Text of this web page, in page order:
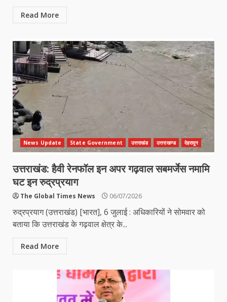
Read More
News Update State Government उत्तराखंड उत्तराखण्ड देहरादून
उत्तराखंड: हैवी रेनफॉल इन अपर गढ़वाल सबमर्जेस नमामि
घट इन रुद्रप्रयाग
The Global Times News 06/07/2026
रुद्रप्रयाग (उत्तराखंड) [भारत], 6 जुलाई : अधिकारियों ने सोमवार को
बताया कि उत्तराखंड के गढ़वाल क्षेत्र के...
Read More